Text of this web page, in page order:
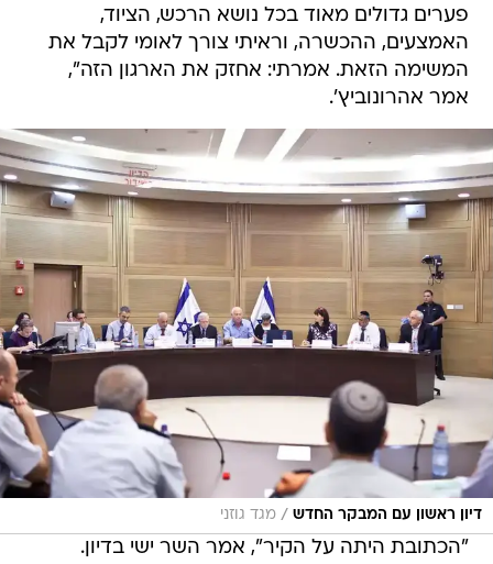
פערים גדולים מאוד בכל נושא הרכש, הציוד,
האמצעים, ההכשרה, וראיתי צורך לאומי לקבל את
המשימה הזאת. אמרתי: אחזק את הארגון הזה",
אמר אהרונוביץ'.
דיון ראשון עם המבקר החדש / מגד גוזני
"הכתובת היתה על הקיר", אמר השר ישי בדיון.